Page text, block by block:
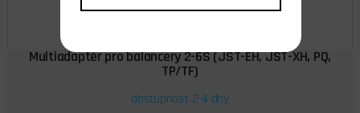
Multiadaptér pro balancery 2-6S (JST-EH, JST-XH, PQ,
TP/TF)
dostupnost 2-4 dny